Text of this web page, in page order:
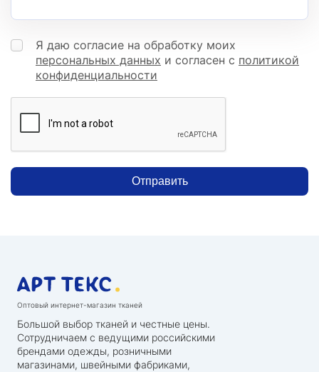
Я даю согласие на обработку моих
персональных данных и согласен с политикой
конфиденциальности
Отправить
Оптовый интернет-магазин тканей
Большой выбор тканей и честные цены.
Сотрудничаем с ведущими российскими
брендами одежды, розничными
магазинами, швейными фабриками,